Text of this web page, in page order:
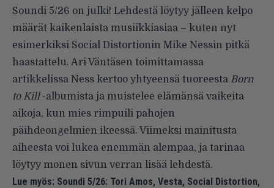
Soundi 5/26 on julki! Lehdestä löytyy jälleen kelpo
määrät kaikenlaista musiikkiasiaa – kuten nyt
esimerkiksi Social Distortionin Mike Nessin pitkä
haastattelu. Ari Väntäsen toimittamassa
artikkelissa Ness kertoo yhtyeensä tuoreesta Born
to Kill-albumista ja muistelee elämänsä vaikeita
aikoja, kun mies rimpuili pahojen
päihdeongelmien ikeessä. Viimeksi mainitusta
aiheesta voi lukea enemmän alempaa, ja tarinaa
löytyy monen sivun verran lisää lehdestä.
Lue myös: Soundi 5/26: Tori Amos, Vesta, Social Distortion,